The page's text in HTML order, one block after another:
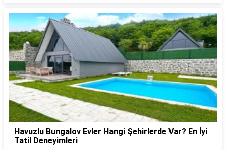
Havuzlu Bungalov Evler Hangi Şehirlerde Var? En İyi
Tatil Deneyimleri